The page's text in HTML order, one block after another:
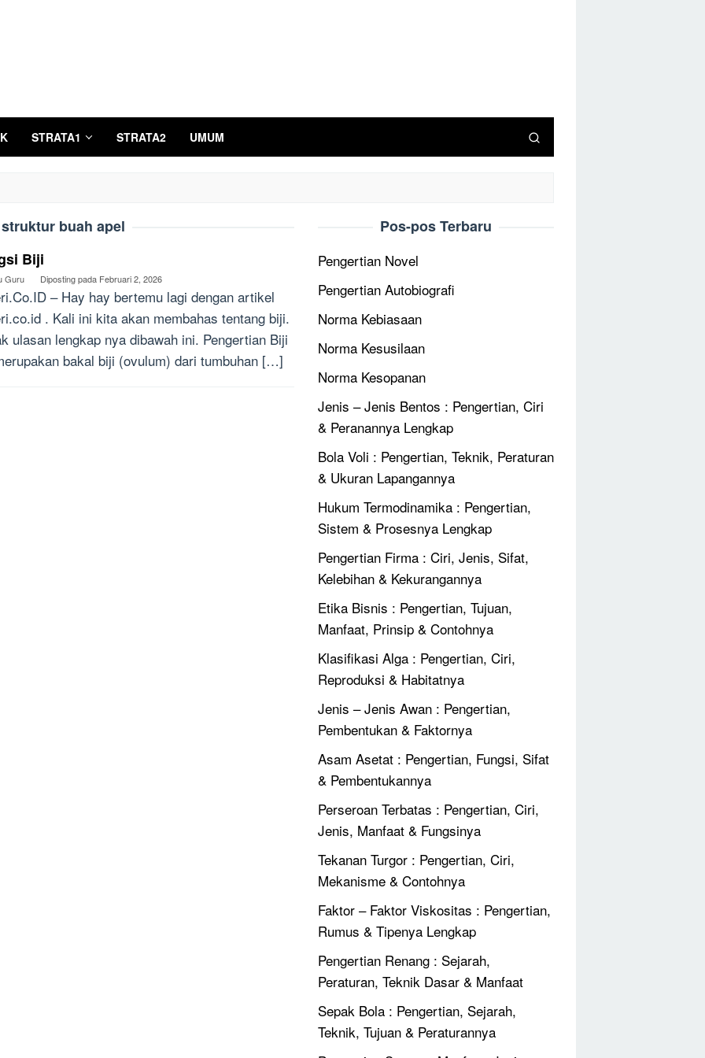
STRATA1 STRATA2 UMUM
struktur buah apel
Biji
Guru Diposting pada Februari 2, 2026
– Hay hay bertemu lagi dengan artikel
. Kali ini kita akan membahas tentang biji.
ulasan lengkap nya dibawah ini. Pengertian Biji
bakal biji (ovulum) dari tumbuhan […]
Pos-pos Terbaru
Pengertian Novel
Pengertian Autobiografi
Norma Kebiasaan
Norma Kesusilaan
Norma Kesopanan
Jenis – Jenis Bentos : Pengertian, Ciri
& Peranannya Lengkap
Bola Voli : Pengertian, Teknik, Peraturan
& Ukuran Lapangannya
Hukum Termodinamika : Pengertian,
Sistem & Prosesnya Lengkap
Pengertian Firma : Ciri, Jenis, Sifat,
Kelebihan & Kekurangannya
Etika Bisnis : Pengertian, Tujuan,
Manfaat, Prinsip & Contohnya
Klasifikasi Alga : Pengertian, Ciri,
Reproduksi & Habitatnya
Jenis – Jenis Awan : Pengertian,
Pembentukan & Faktornya
Asam Asetat : Pengertian, Fungsi, Sifat
& Pembentukannya
Perseroan Terbatas : Pengertian, Ciri,
Jenis, Manfaat & Fungsinya
Tekanan Turgor : Pengertian, Ciri,
Mekanisme & Contohnya
Faktor – Faktor Viskositas : Pengertian,
Rumus & Tipenya Lengkap
Pengertian Renang : Sejarah,
Peraturan, Teknik Dasar & Manfaat
Sepak Bola : Pengertian, Sejarah,
Teknik, Tujuan & Peraturannya